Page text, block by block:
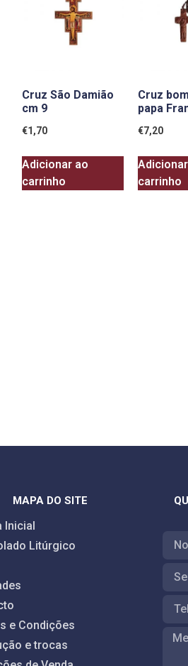
Cruz São Damião
cm 9
€1,70
Adicionar ao
carrinho
Cruz
papa
€7,20
carrinho
MAPA DO SITE
Inicial
Litúrgico
e Condições
e trocas